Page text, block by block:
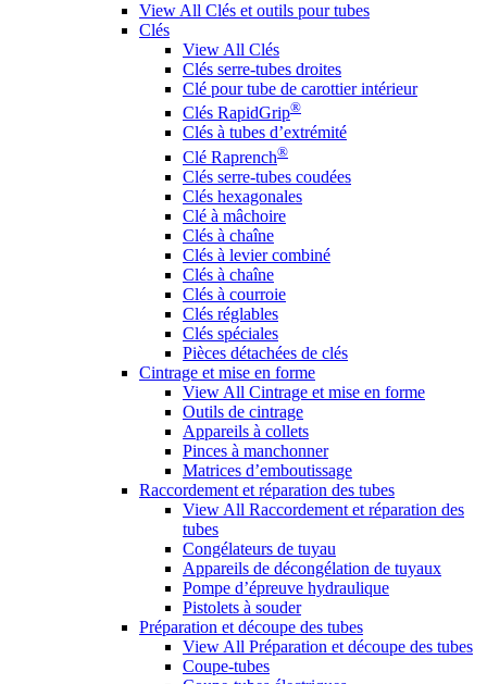
View All Clés et outils pour tubes
Clés
View All Clés
Clés serre-tubes droites
Clé pour tube de carottier intérieur
Clés RapidGrip®
Clés à tubes d’extrémité
Clé Raprench®
Clés serre-tubes coudées
Clés hexagonales
Clé à mâchoire
Clés à chaîne
Clés à levier combiné
Clés à chaîne
Clés à courroie
Clés réglables
Clés spéciales
Pièces détachées de clés
Cintrage et mise en forme
View All Cintrage et mise en forme
Outils de cintrage
Appareils à collets
Pinces à manchonner
Matrices d’emboutissage
Raccordement et réparation des tubes
View All Raccordement et réparation des
tubes
Congélateurs de tuyau
Appareils de décongélation de tuyaux
Pompe d’épreuve hydraulique
Pistolets à souder
Préparation et découpe des tubes
View All Préparation et découpe des tubes
Coupe-tubes